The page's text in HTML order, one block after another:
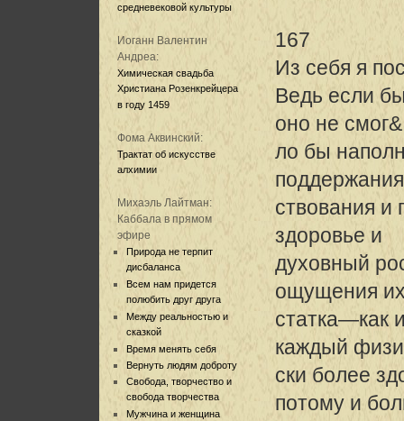
средневековой культуры
Иоганн Валентин
Андреа:
Химическая свадьба
Христиана Розенкрейцера
в году 1459
Фома Аквинский:
Трактат об искусстве
алхимии
Михаэль Лайтман:
Каббала в прямом
эфире
Природа не терпит
дисбаланса
Всем нам придется
полюбить друг друга
Между реальностью и
сказкой
Время менять себя
Вернуть людям доброту
Свобода, творчество и
свобода творчества
Мужчина и женщина
167
Из себя я
Ведь если
оно не смог&
ло бы
ствования и
здоровье и
духовный
ощущения
статка—как
каждый
ски более
потому и